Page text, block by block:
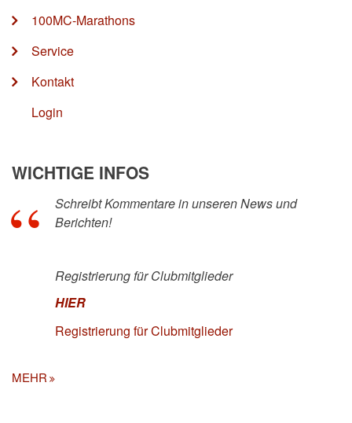
100MC-Marathons
Service
Kontakt
Login
WICHTIGE INFOS
Schreibt Kommentare in unseren News und
Berichten!
Registrierung für Clubmitglieder
HIER
Registrierung für Clubmitglieder
MEHR